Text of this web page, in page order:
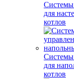
Системы
для
котлов
Системы
для
котлов